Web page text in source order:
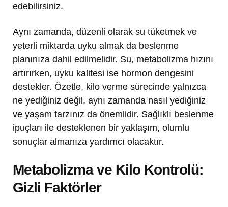
edebilirsiniz.
Aynı zamanda, düzenli olarak su tüketmek ve
yeterli miktarda uyku almak da beslenme
planınıza dahil edilmelidir. Su, metabolizma hızını
artırırken, uyku kalitesi ise hormon dengesini
destekler. Özetle, kilo verme sürecinde yalnızca
ne yediğiniz değil, aynı zamanda nasıl yediğiniz
ve yaşam tarzınız da önemlidir. Sağlıklı beslenme
ipuçları ile desteklenen bir yaklaşım, olumlu
sonuçlar almanıza yardımcı olacaktır.
Metabolizma ve Kilo Kontrolü:
Gizli Faktörler